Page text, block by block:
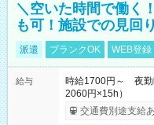
＼空いた時間で働く
も可！施設での見回
派遣 ブランクOK WEB登
給与
時給1700円～ 夜
2060円×15h）
交通費別途支給